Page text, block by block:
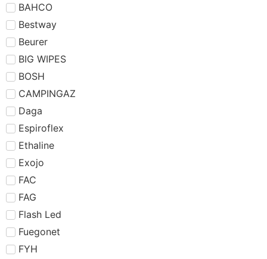
BAHCO
Bestway
Beurer
BIG WIPES
BOSH
CAMPINGAZ
Daga
Espiroflex
Ethaline
Exojo
FAC
FAG
Flash Led
Fuegonet
FYH